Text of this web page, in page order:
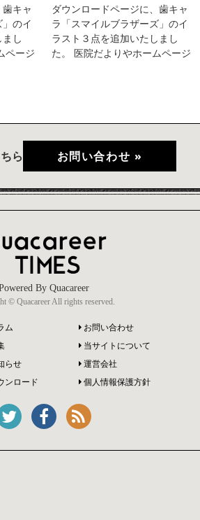
キャ
のイ
し
ページ
ダウンロードページに、歯キャ
ラ「スマイルブラザーズ」のイ
ラスト３点を追加いたしまし
た。 医院だよりやホームページ
ら お問い合わせ »
By Quacareer
© Quacareer All rights reserved.
ム
らせ
ンロード
お問い合わせ
当サイトについて
運営会社
個人情報保護方針